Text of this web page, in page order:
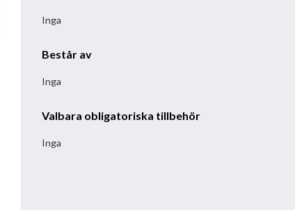
Inga
Består av
Inga
Valbara obligatoriska tillbehör
Inga